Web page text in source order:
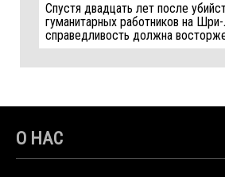
Спустя двадцать лет после
гуманитарных работников на
справедливость должна
О НАС